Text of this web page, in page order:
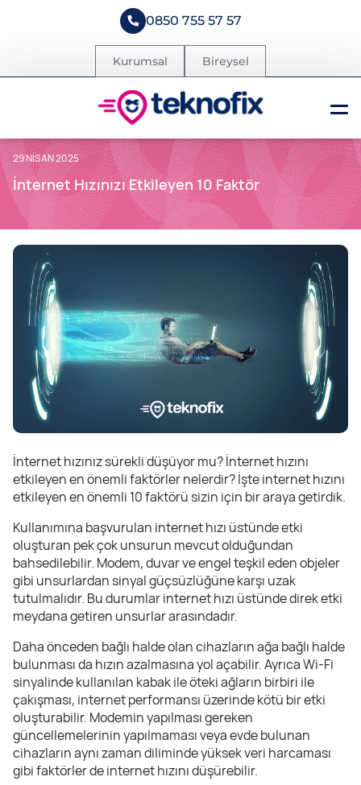
0850 755 57 57
Kurumsal Bireysel
29 NISAN 2025
İnternet Hızınızı Etkileyen 10 Faktör
İnternet hızınız sürekli düşüyor mu? İnternet hızını
etkileyen en önemli faktörler nelerdir? İşte internet hızını
etkileyen en önemli 10 faktörü sizin için bir araya getirdik.
Kullanımına başvurulan internet hızı üstünde etki
oluşturan pek çok unsurun mevcut olduğundan
bahsedilebilir. Modem, duvar ve engel teşkil eden objeler
gibi unsurlardan sinyal güçsüzlüğüne karşı uzak
tutulmalıdır. Bu durumlar internet hızı üstünde direk etki
meydana getiren unsurlar arasındadır.
Daha önceden bağlı halde olan cihazların ağa bağlı halde
bulunması da hızın azalmasına yol açabilir. Ayrıca Wi-Fi
sinyalinde kullanılan kabak ile öteki ağların birbiri ile
çakışması, internet performansı üzerinde kötü bir etki
oluşturabilir. Modemin yapılması gereken
güncellemelerinin yapılmaması veya evde bulunan
cihazların aynı zaman diliminde yüksek veri harcaması
gibi faktörler de internet hızını düşürebilir.